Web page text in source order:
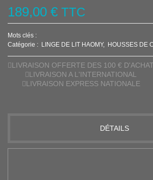
189,00 € TTC
Mots clés :
Catégorie : LINGE DE LIT HAOMY HOUSSES DE
LIVRAISON OFFERTE DES 100 € D'ACHAT
LIVRAISON A L'INTERNATIONAL
LIVRAISON EXPRESS NATIONALE
DÉTAILS